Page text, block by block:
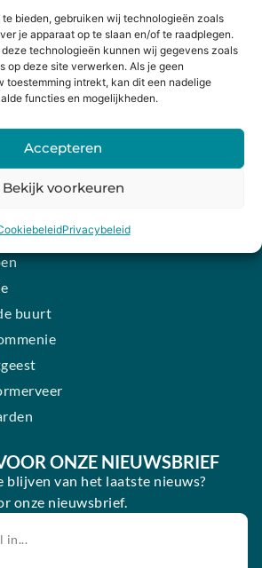
bieden, gebruiken wij technologieën zoals
je apparaat op te slaan en/of te raadplegen.
deze technologieën kunnen wij gegevens zoals
op deze site verwerken. Als je geen
toestemming intrekt, kan dit een nadelige
functies en mogelijkheden.
Accepteren
Bekijk voorkeuren
Privacybeleid
laten maken
buurt
ONZE NIEUWSBRIEF
blijven van het laatste nieuws?
onze nieuwsbrief.